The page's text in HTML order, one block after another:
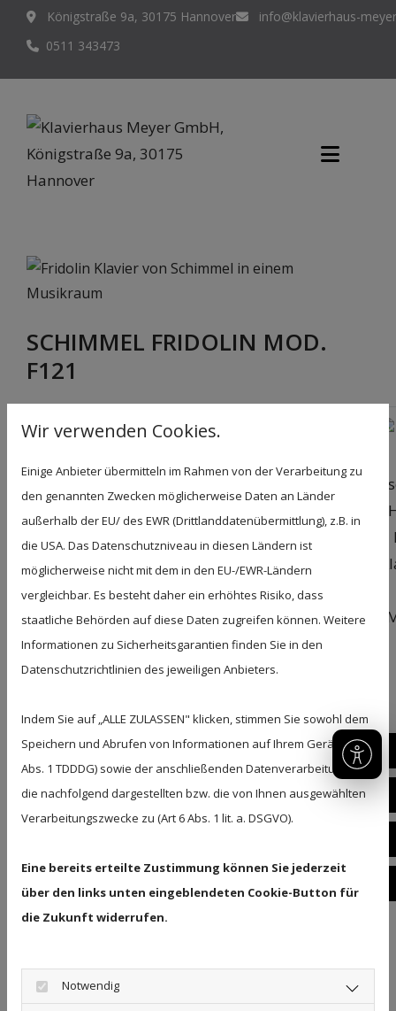
Königstraße 9a, 30175 Hannover
0511 343473
info@klavierhaus-
SCHIMMEL FRIDOLIN MOD.
F121
Dieses mittelgroße Klavier ist der Allrounder und
eine der beliebtesten Größen bei Klavierspielern.
Die Ausgewogenheit von Größe und Klang sind
Schimmel Design mit den durchlaufenden Konsolen
perfektioniert das Klavier darüber hinaus optisch.
statt 7.200€
Wir verwenden Cookies.
Einige Anbieter übermitteln im Rahmen von der Verarbeitung zu
den genannten Zwecken möglicherweise Daten an Länder
außerhalb der EU/ des EWR (Drittlanddatenübermittlung), z.B. in
die USA. Das Datenschutzniveau in diesen Ländern ist
möglicherweise nicht mit dem in den EU-/EWR-Ländern
vergleichbar. Es besteht daher ein erhöhtes Risiko, dass
staatliche Behörden auf diese Daten zugreifen können. Weitere
Informationen zu Sicherheitsgarantien finden Sie in den
Datenschutzrichtlinien des jeweiligen Anbieters.
Indem Sie auf „ALLE ZULASSEN" klicken, stimmen Sie sowohl dem
Speichern und Abrufen von Informationen auf Ihrem Gerät (§ 25
Abs. 1 TDDDG) sowie der anschließenden Datenverarbeitung für
die nachfolgend dargestellten bzw. die von Ihnen ausgewählten
Verarbeitungszwecke zu (Art 6 Abs. 1 lit. a. DSGVO).
Eine bereits erteilte Zustimmung können Sie jederzeit
über den links unten eingeblendeten Cookie-Button für
die Zukunft widerrufen.
Notwendig